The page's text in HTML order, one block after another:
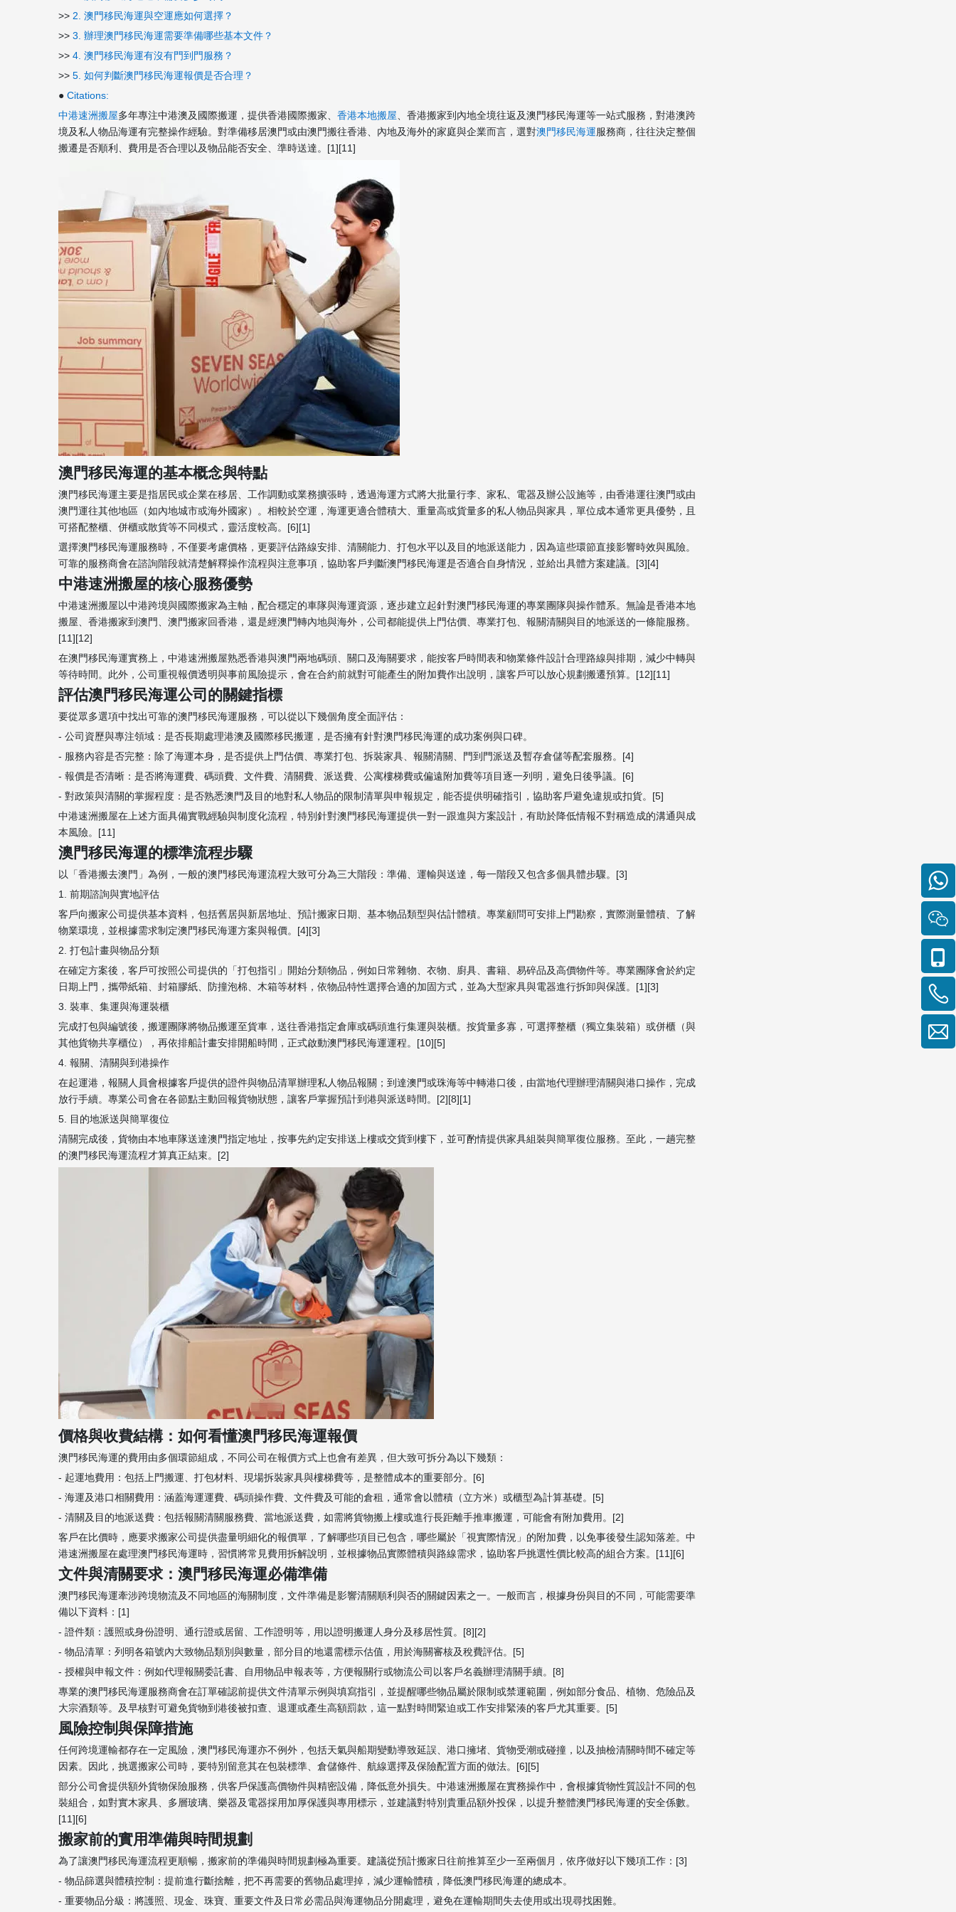
>> 2. 澳門移民海運與空運應如何選擇？
>> 3. 辦理澳門移民海運需要準備哪些基本文件？
>> 4. 澳門移民海運有沒有門到門服務？
>> 5. 如何判斷澳門移民海運報價是否合理？
● Citations:
中港速洲搬屋多年專注中港澳及國際搬運，提供香港國際搬家、 香港本地搬屋 、香港搬家到內地全境往返及澳門移民海運等一站式服務，對港澳跨
境及私人物品海運有完整操作經驗。對準備移居澳門或由澳門搬往香港、內地及海外的家庭與企業而言，選對澳門移民海運服務商，往往決定整個
搬遷是否順利、費用是否合理以及物品能否安全、準時送達。[1][11]
澳門移民海運的基本概念與特點
澳門移民海運主要是指居民或企業在移居、工作調動或業務擴張時，透過海運方式將大批量行李、家私、電器及辦公設施等，由香港運往澳門或由
澳門運往其他地區（如內地城市或海外國家）。相較於空運，海運更適合體積大、重量高或貨量多的私人物品與家具，單位成本通常更具優勢，且
可搭配整櫃、併櫃或散貨等不同模式，靈活度較高。[6][1]
選擇澳門移民海運服務時，不僅要考慮價格，更要評估路線安排、清關能力、打包水平以及目的地派送能力，因為這些環節直接影響時效與風險。
可靠的服務商會在諮詢階段就清楚解釋操作流程與注意事項，協助客戶判斷澳門移民海運是否適合自身情況，並給出具體方案建議。[3][4]
中港速洲搬屋的核心服務優勢
中港速洲搬屋以中港跨境與國際搬家為主軸，配合穩定的車隊與海運資源，逐步建立起針對澳門移民海運的專業團隊與操作體系。無論是香港本地
搬屋、香港搬家到澳門、澳門搬家回香港，還是經澳門轉內地與海外，公司都能提供上門估價、專業打包、報關清關與目的地派送的一條龍服務。
[11][12]
在澳門移民海運實務上，中港速洲搬屋熟悉香港與澳門兩地碼頭、關口及海關要求，能按客戶時間表和物業條件設計合理路線與排期，減少中轉與
等待時間。此外，公司重視報價透明與事前風險提示，會在合約前就對可能產生的附加費作出說明，讓客戶可以放心規劃搬遷預算。[12][11]
評估澳門移民海運公司的關鍵指標
要從眾多選項中找出可靠的澳門移民海運服務，可以從以下幾個角度全面評估：
- 公司資歷與專注領域：是否長期處理港澳及國際移民搬運，是否擁有針對澳門移民海運的成功案例與口碑。
- 服務內容是否完整：除了海運本身，是否提供上門估價、專業打包、拆裝家具、報關清關、門到門派送及暫存倉儲等配套服務。[4]
- 報價是否清晰：是否將海運費、碼頭費、文件費、清關費、派送費、公寓樓梯費或偏遠附加費等項目逐一列明，避免日後爭議。[6]
- 對政策與清關的掌握程度：是否熟悉澳門及目的地對私人物品的限制清單與申報規定，能否提供明確指引，協助客戶避免違規或扣貨。[5]
中港速洲搬屋在上述方面具備實戰經驗與制度化流程，特別針對澳門移民海運提供一對一跟進與方案設計，有助於降低情報不對稱造成的溝通與成
本風險。[11]
澳門移民海運的標準流程步驟
以「香港搬去澳門」為例，一般的澳門移民海運流程大致可分為三大階段：準備、運輸與送達，每一階段又包含多個具體步驟。[3]
1. 前期諮詢與實地評估
客戶向搬家公司提供基本資料，包括舊居與新居地址、預計搬家日期、基本物品類型與估計體積。專業顧問可安排上門勘察，實際測量體積、了解
物業環境，並根據需求制定澳門移民海運方案與報價。[4][3]
2. 打包計畫與物品分類
在確定方案後，客戶可按照公司提供的「打包指引」開始分類物品，例如日常雜物、衣物、廚具、書籍、易碎品及高價物件等。專業團隊會於約定
日期上門，攜帶紙箱、封箱膠紙、防撞泡棉、木箱等材料，依物品特性選擇合適的加固方式，並為大型家具與電器進行拆卸與保護。[1][3]
3. 裝車、集運與海運裝櫃
完成打包與編號後，搬運團隊將物品搬運至貨車，送往香港指定倉庫或碼頭進行集運與裝櫃。按貨量多寡，可選擇整櫃（獨立集裝箱）或併櫃（與
其他貨物共享櫃位），再依排船計畫安排開船時間，正式啟動澳門移民海運運程。[10][5]
4. 報關、清關與到港操作
在起運港，報關人員會根據客戶提供的證件與物品清單辦理私人物品報關；到達澳門或珠海等中轉港口後，由當地代理辦理清關與港口操作，完成
放行手續。專業公司會在各節點主動回報貨物狀態，讓客戶掌握預計到港與派送時間。[2][8][1]
5. 目的地派送與簡單復位
清關完成後，貨物由本地車隊送達澳門指定地址，按事先約定安排送上樓或交貨到樓下，並可酌情提供家具組裝與簡單復位服務。至此，一趟完整
的澳門移民海運流程才算真正結束。[2]
價格與收費結構：如何看懂澳門移民海運報價
澳門移民海運的費用由多個環節組成，不同公司在報價方式上也會有差異，但大致可拆分為以下幾類：
- 起運地費用：包括上門搬運、打包材料、現場拆裝家具與樓梯費等，是整體成本的重要部分。[6]
- 海運及港口相關費用：涵蓋海運運費、碼頭操作費、文件費及可能的倉租，通常會以體積（立方米）或櫃型為計算基礎。[5]
- 清關及目的地派送費：包括報關清關服務費、當地派送費，如需將貨物搬上樓或進行長距離手推車搬運，可能會有附加費用。[2]
客戶在比價時，應要求搬家公司提供盡量明細化的報價單，了解哪些項目已包含，哪些屬於「視實際情況」的附加費，以免事後發生認知落差。中
港速洲搬屋在處理澳門移民海運時，習慣將常見費用拆解說明，並根據物品實際體積與路線需求，協助客戶挑選性價比較高的組合方案。[11][6]
文件與清關要求：澳門移民海運必備準備
澳門移民海運牽涉跨境物流及不同地區的海關制度，文件準備是影響清關順利與否的關鍵因素之一。一般而言，根據身份與目的不同，可能需要準
備以下資料：[1]
- 證件類：護照或身份證明、通行證或居留、工作證明等，用以證明搬運人身分及移居性質。[8][2]
- 物品清單：列明各箱號內大致物品類別與數量，部分目的地還需標示估值，用於海關審核及稅費評估。[5]
- 授權與申報文件：例如代理報關委託書、自用物品申報表等，方便報關行或物流公司以客戶名義辦理清關手續。[8]
專業的澳門移民海運服務商會在訂單確認前提供文件清單示例與填寫指引，並提醒哪些物品屬於限制或禁運範圍，例如部分食品、植物、危險品及
大宗酒類等。及早核對可避免貨物到港後被扣查、退運或產生高額罰款，這一點對時間緊迫或工作安排緊湊的客戶尤其重要。[5]
風險控制與保障措施
任何跨境運輸都存在一定風險，澳門移民海運亦不例外，包括天氣與船期變動導致延誤、港口擁堵、貨物受潮或碰撞，以及抽檢清關時間不確定等
因素。因此，挑選搬家公司時，要特別留意其在包裝標準、倉儲條件、航線選擇及保險配置方面的做法。[6][5]
部分公司會提供額外貨物保險服務，供客戶保護高價物件與精密設備，降低意外損失。中港速洲搬屋在實務操作中，會根據貨物性質設計不同的包
裝組合，如對實木家具、多層玻璃、樂器及電器採用加厚保護與專用標示，並建議對特別貴重品額外投保，以提升整體澳門移民海運的安全係數。
[11][6]
搬家前的實用準備與時間規劃
為了讓澳門移民海運流程更順暢，搬家前的準備與時間規劃極為重要。建議從預計搬家日往前推算至少一至兩個月，依序做好以下幾項工作：[3]
- 物品篩選與體積控制：提前進行斷捨離，把不再需要的舊物品處理掉，減少運輸體積，降低澳門移民海運的總成本。
- 重要物品分級：將護照、現金、珠寶、重要文件及日常必需品與海運物品分開處理，避免在運輸期間失去使用或出現尋找困難。